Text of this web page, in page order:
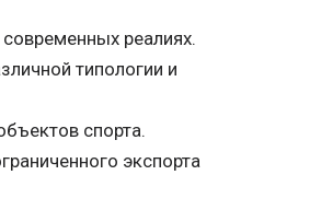
реалиях.
типологии и
спорта.
экспорта